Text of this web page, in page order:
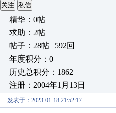
关注 私信
精华：0帖
求助：2帖
帖子：28帖 | 592回
年度积分：0
历史总积分：1862
注册：2004年1月13日
发表于：2023-01-18 21:52:17